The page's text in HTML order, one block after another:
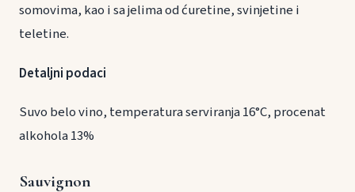
somovima, kao i sa jelima od ćuretine, svinjetine i
teletine.
Detaljni podaci
Suvo belo vino, temperatura serviranja 16°C, procenat
alkohola 13%
Sauvignon